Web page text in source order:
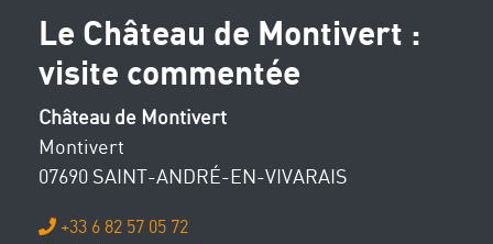
Le Château de Montivert :
visite commentée
Château de Montivert
Montivert
07690 SAINT-ANDRÉ-EN-VIVARAIS
+33 6 82 57 05 72